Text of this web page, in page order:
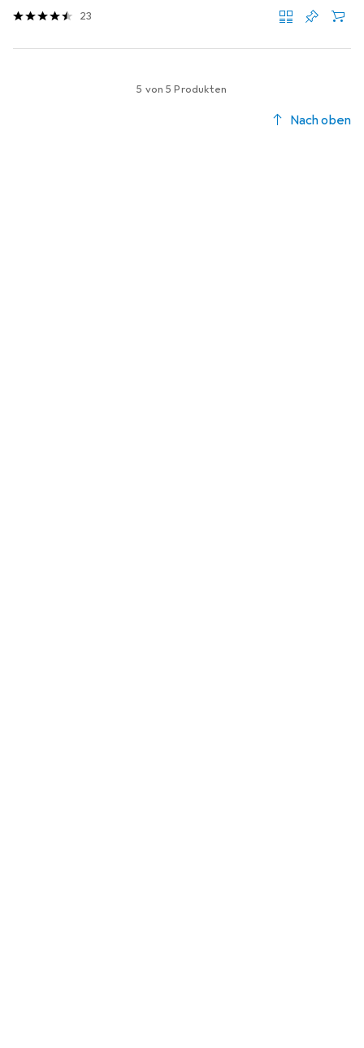
23
5 von 5 Produkten
Nach oben